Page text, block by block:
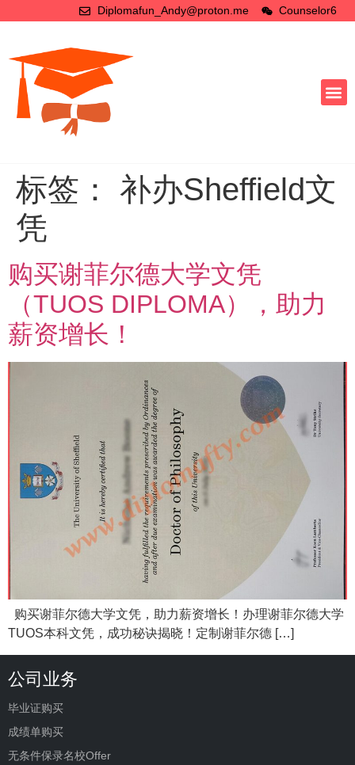
Diplomafun_Andy@proton.me Counselor6
标签： 补办Sheffield文
凭
购买谢菲尔德大学文凭
（TUOS DIPLOMA），助力
薪资增长！
购买谢菲尔德大学文凭，助力薪资增长！办理谢菲尔德大学
TUOS本科文凭，成功秘诀揭晓！定制谢菲尔德 […]
公司业务
毕业证购买
成绩单购买
无条件保录名校Offer